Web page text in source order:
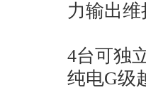
力输出
4台可独
纯电G级